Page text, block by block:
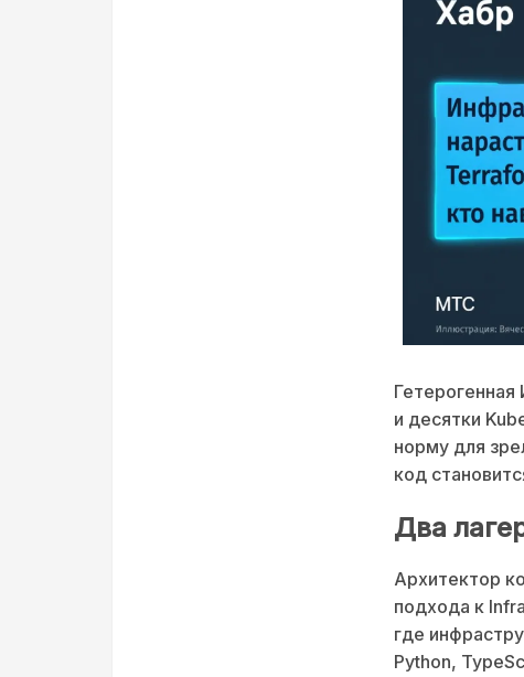
и десятки
норму для
код
Два
Архитектор
подхода к
где
Python,